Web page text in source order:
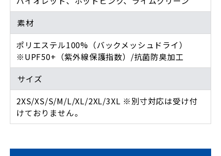
素材
ポリエステル100%（バックメッシュドライ）
※UPF50+（紫外線保護指数）/抗菌防臭加工
サイズ
2XS/XS/S/M/L/XL/2XL/3XL ※別寸対応は受け付
けておりません。